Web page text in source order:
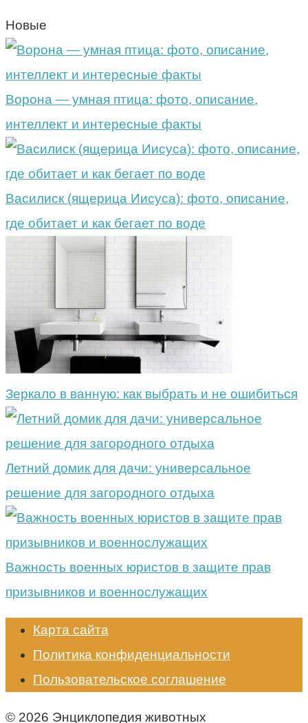
Новые
Ворона — умная птица: фото, описание,
интеллект и интересные факты
Василиск (ящерица Иисуса): фото, описание,
где обитает и как бегает по воде
Зеркало в ванную: как выбрать и не ошибиться
Летний домик для дачи: универсальное
решение для загородного отдыха
Важность военных юристов в защите прав
призывников и военнослужащих
Карта сайта
Политика конфиденциальности
Пользовательское соглашение
© 2026 Энциклопедия животных